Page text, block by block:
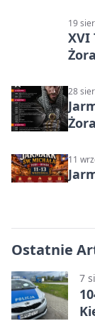
19
XVI
28
11
Ostatnie
7